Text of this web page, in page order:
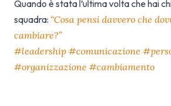
Quando è stata l’ultima volta che hai
squadra: “Cosa pensi davvero che
cambiare?”
#leadership #comunicazione
#organizzazione #cambiamento